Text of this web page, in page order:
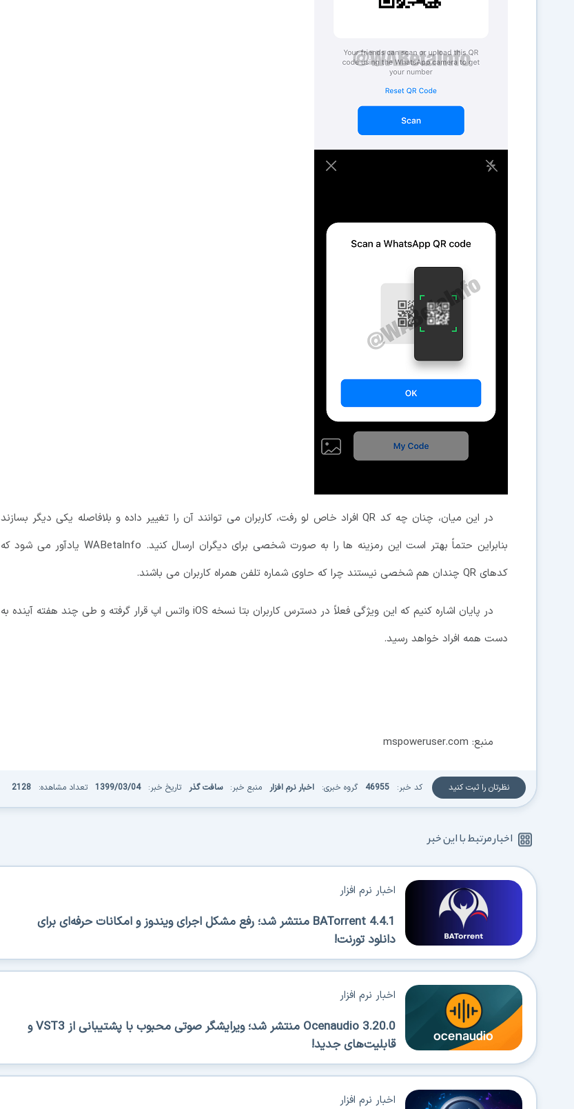
در این میان، چنان چه کد QR افراد خاص لو رفت، کاربران می توانند آن را تغییر داده و بلافاصله یکی دیگر بسازند
بنابراین حتماً بهتر است این رمزینه ها را به صورت شخصی برای دیگران ارسال کنید. WABetaInfo یادآور می شود که
کدهای QR چندان هم شخصی نیستند چرا که حاوی شماره تلفن همراه کاربران می باشند.
در پایان اشاره کنیم که این ویژگی فعلاً در دسترس کاربران بتا نسخه iOS واتس اپ قرار گرفته و طی چند هفته آینده به
دست همه افراد خواهد رسید.
منبع: mspoweruser.com
نظرتان را ثبت کنید کد خبر: 46955 گروه خبری: اخبار نرم افزار منبع خبر: سافت گذر تاریخ خبر: 1399/03/04 تعداد مشاهده: 2128
اخبار مرتبط با این خبر
BATorrent 4.4.1 منتشر شد؛ رفع مشکل اجرای ویندوز و امکانات حرفه‌ای برای
دانلود تورنت!
اخبار نرم افزار
Ocenaudio 3.20.0 منتشر شد؛ ویرایشگر صوتی محبوب با پشتیبانی از VST3 و
قابلیت‌های جدید!
اخبار نرم افزار
اخبار نرم افزار